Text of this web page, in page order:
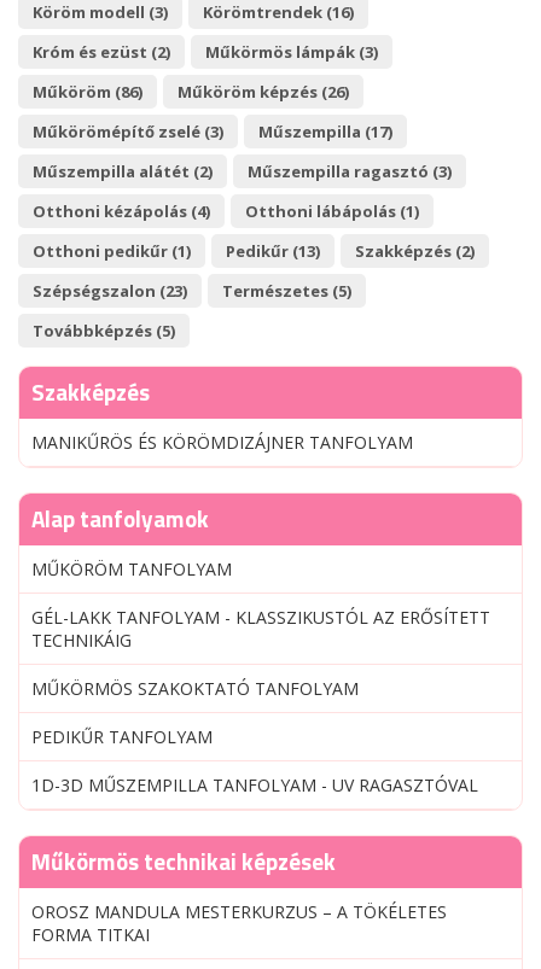
Köröm modell (3)
Körömtrendek (16)
Króm és ezüst (2)
Műkörmös lámpák (3)
Műköröm (86)
Műköröm képzés (26)
Műkörömépítő zselé (3)
Műszempilla (17)
Műszempilla alátét (2)
Műszempilla ragasztó (3)
Otthoni kézápolás (4)
Otthoni lábápolás (1)
Otthoni pedikűr (1)
Pedikűr (13)
Szakképzés (2)
Szépségszalon (23)
Természetes (5)
Továbbképzés (5)
Szakképzés
MANIKŰRÖS ÉS KÖRÖMDIZÁJNER TANFOLYAM
Alap tanfolyamok
MŰKÖRÖM TANFOLYAM
GÉL-LAKK TANFOLYAM - KLASSZIKUSTÓL AZ ERŐSÍTETT
TECHNIKÁIG
MŰKÖRMÖS SZAKOKTATÓ TANFOLYAM
PEDIKŰR TANFOLYAM
1D-3D MŰSZEMPILLA TANFOLYAM - UV RAGASZTÓVAL
Műkörmös technikai képzések
OROSZ MANDULA MESTERKURZUS – A TÖKÉLETES
FORMA TITKAI